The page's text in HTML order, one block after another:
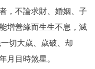
，不論求財、婚姻、子
增善緣而生生不息，滅
切大歲、歲破、却
月目時煞星。